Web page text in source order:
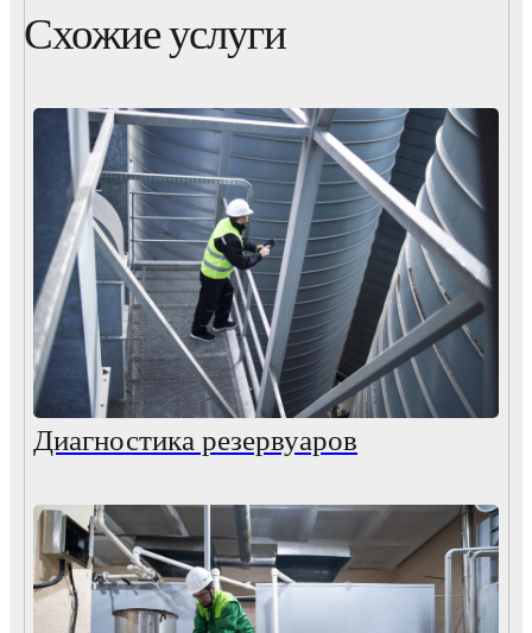
Схожие услуги
Диагностика резервуаров